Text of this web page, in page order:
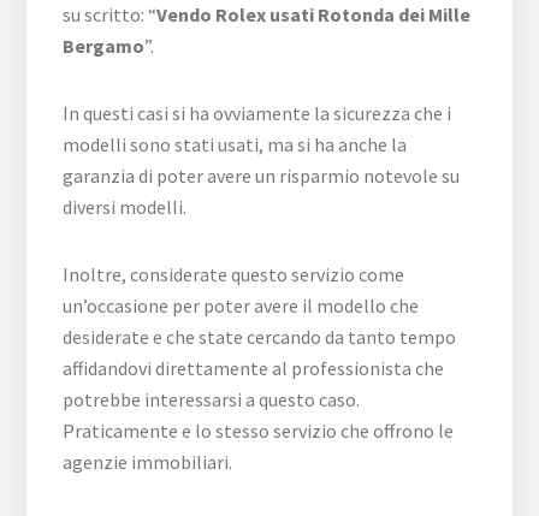
su scritto: “Vendo Rolex usati Rotonda dei Mille
Bergamo”.
In questi casi si ha ovviamente la sicurezza che i
modelli sono stati usati, ma si ha anche la
garanzia di poter avere un risparmio notevole su
diversi modelli.
Inoltre, considerate questo servizio come
un’occasione per poter avere il modello che
desiderate e che state cercando da tanto tempo
affidandovi direttamente al professionista che
potrebbe interessarsi a questo caso.
Praticamente e lo stesso servizio che offrono le
agenzie immobiliari.